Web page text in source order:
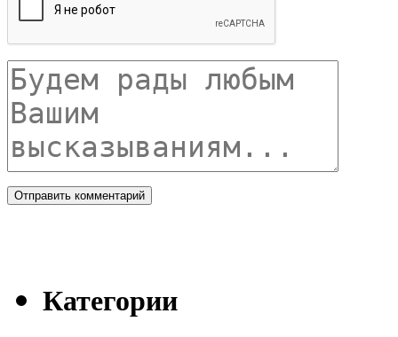
Категории